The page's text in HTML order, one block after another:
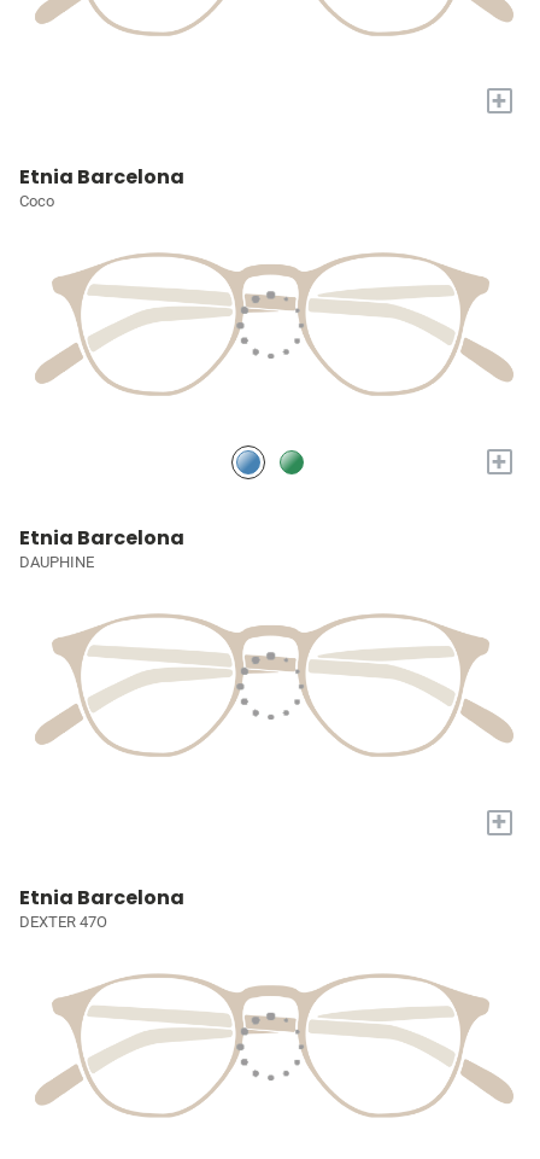
+
Etnia Barcelona
Coco
+
Etnia Barcelona
DAUPHINE
+
Etnia Barcelona
DEXTER 47O